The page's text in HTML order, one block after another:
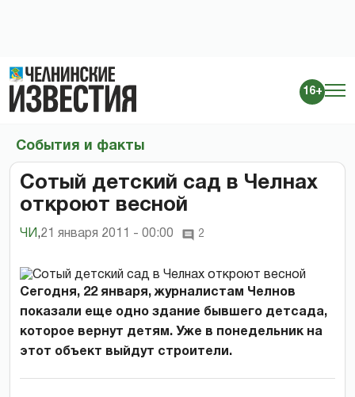
16+
События и факты
Сотый детский сад в Челнах
откроют весной
ЧИ ,21 января 2011 - 00:00 2
Сегодня, 22 января, журналистам Челнов
показали еще одно здание бывшего детсада,
которое вернут детям. Уже в понедельник на
этот объект выйдут строители.